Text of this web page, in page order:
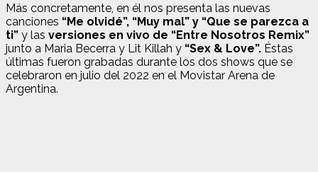
Más concretamente, en él nos presenta las nuevas
canciones “Me olvidé”, “Muy mal” y “Que se parezca a
ti” y las versiones en vivo de “Entre Nosotros Remix”
junto a Maria Becerra y Lit Killah y “Sex & Love”. Éstas
últimas fueron grabadas durante los dos shows que se
celebraron en julio del 2022 en el Movistar Arena de
Argentina.